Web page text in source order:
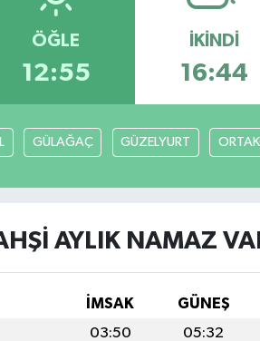
ÖĞLE
12:55
İKINDI
16:44
GÜLAĞAÇ GÜZELYURT
AYLIK NAMAZ
İMSAK GÜNEŞ
03:50 05:32